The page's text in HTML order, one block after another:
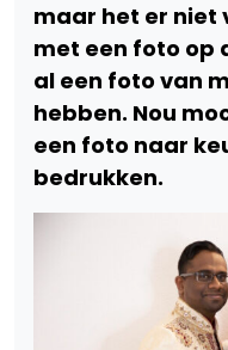
maar het er niet
met een foto op
al een foto van
hebben. Nou
een foto naar
bedrukken.